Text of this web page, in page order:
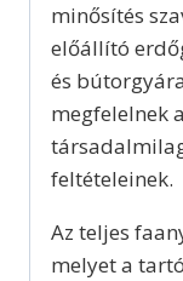
minősítés
előállító
és
megfelelnek
feltételeinek.
Az teljes
melyet a